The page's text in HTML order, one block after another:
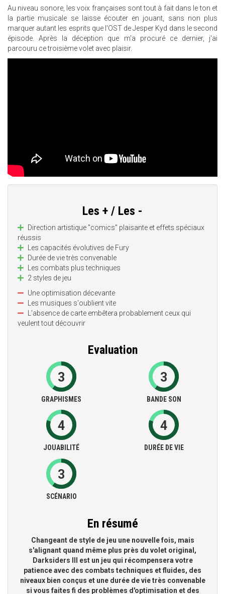
Au niveau sonore, les voix françaises sont tout à fait dans le ton et
la partie musicale se laisse écouter en jouant, sans non plus
marquer autant les esprits que l'OST de Jesper Kyd dans le second
épisode. Après la déception que m'a procuré ce dernier, j'ai
parcouru ce troisième volet avec plaisir.
Les + / Les -
Direction artistique "comics" plaisante et effets spéciaux
réussis
Les capacités évolutives de Fury
Durée de vie très convenable
Les combats plus techniques
2 styles de jeu
Une optimisation décevante
Les musiques s'oublient vite
L'absence de carte embêtera probablement ceux qui
veulent tout découvrir
Evaluation
3
GRAPHISMES
3
BANDE SON
4
JOUABILITÉ
4
DURÉE DE VIE
3
SCÉNARIO
En résumé
Changeant de style de jeu une nouvelle fois, mais
s'alignant quand même plus près du volet original,
Darksiders III est un jeu qui récompensera votre
patience avec des combats techniques et fluides, des
niveaux bien conçus et une durée de vie très convenable
si vous faites fi des problèmes d'optimisation et des